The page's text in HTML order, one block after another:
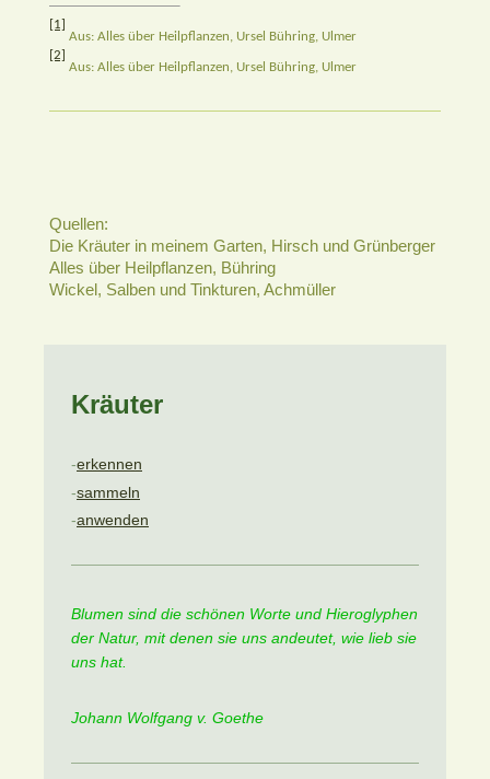
[1]
Aus: Alles über Heilpflanzen, Ursel Bühring, Ulmer
[2]
Aus: Alles über Heilpflanzen, Ursel Bühring, Ulmer
Quellen:
Die Kräuter in meinem Garten, Hirsch und Grünberger
Alles über Heilpflanzen, Bühring
Wickel, Salben und Tinkturen, Achmüller
Kräuter
-erkennen
-sammeln
-anwenden
Blumen sind die schönen Worte und Hieroglyphen
der Natur, mit denen sie uns andeutet, wie lieb sie
uns hat.
Johann Wolfgang v. Goethe